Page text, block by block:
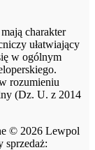
charakter
ułatwiający
w ogólnym
rozumieniu
(Dz. U. z 2014
© 2026 Lewpol
sprzedaż: